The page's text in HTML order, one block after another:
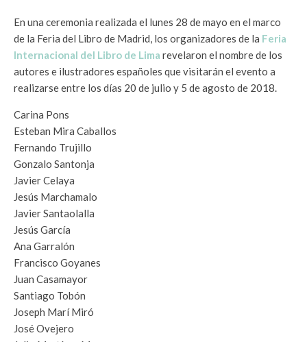
En una ceremonia realizada el lunes 28 de mayo en el marco
de la Feria del Libro de Madrid, los organizadores de la Feria
Internacional del Libro de Lima revelaron el nombre de los
autores e ilustradores españoles que visitarán el evento a
realizarse entre los días 20 de julio y 5 de agosto de 2018.
Carina Pons
Esteban Mira Caballos
Fernando Trujillo
Gonzalo Santonja
Javier Celaya
Jesús Marchamalo
Javier Santaolalla
Jesús García
Ana Garralón
Francisco Goyanes
Juan Casamayor
Santiago Tobón
Joseph Marí Miró
José Ovejero